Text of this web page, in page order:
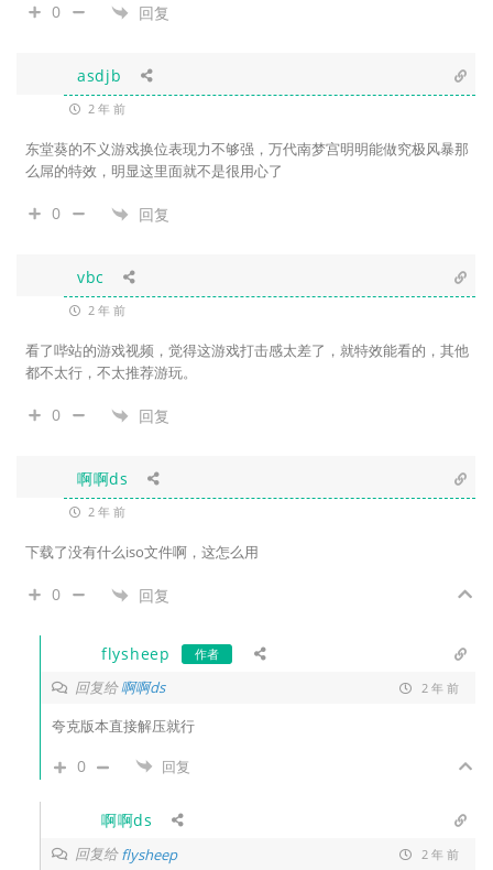
0 回复
asdjb
2 年 前
东堂葵的不义游戏换位表现力不够强，万代南梦宫明明能做究极风暴那
么屌的特效，明显这里面就不是很用心了
0 回复
vbc
2 年 前
看了哔站的游戏视频，觉得这游戏打击感太差了，就特效能看的，其他
都不太行，不太推荐游玩。
0 回复
啊啊ds
2 年 前
下载了没有什么iso文件啊，这怎么用
0 回复
flysheep 作者
回复给啊啊ds 2 年 前
夸克版本直接解压就行
0 回复
啊啊ds
回复给flysheep 2 年 前